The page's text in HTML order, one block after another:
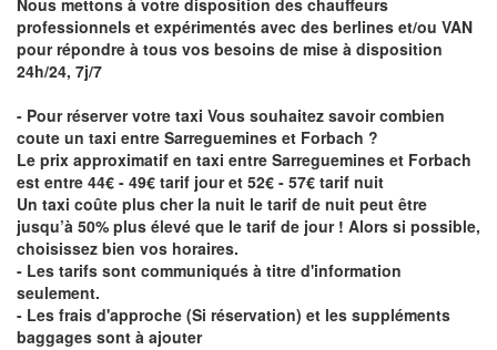
Nous mettons à votre disposition des chauffeurs
professionnels et expérimentés avec des berlines et/ou VAN
pour répondre à tous vos besoins de mise à disposition
24h/24, 7j/7
- Pour réserver votre taxi Vous souhaitez savoircombien
coute un taxi entre Sarreguemines et Forbach ?
Le prix approximatif en taxi entre Sarreguemines et Forbach
est entre 44€ - 49€ tarif jour et 52€ - 57€ tarif nuit
Un taxi coûte plus cher la nuit le tarif de nuit peut être
jusqu’à 50% plus élevé que le tarif de jour ! Alors si possible,
choisissez bien vos horaires.
- Les tarifs sont communiqués à titre d'information
seulement.
- Les frais d'approche (Si réservation) et les suppléments
baggages sont à ajouter